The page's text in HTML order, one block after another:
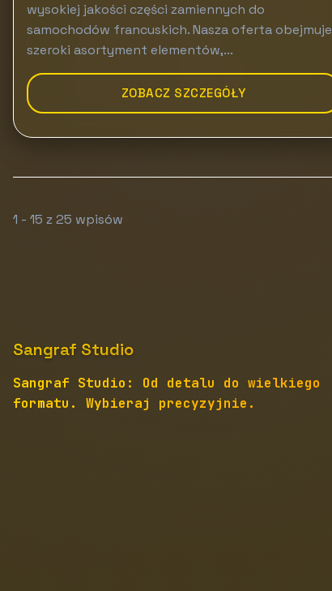
wysokiej jakości części zamiennych do
samochodów francuskich. Nasza oferta obejmuje
szeroki asortyment elementów,...
ZOBACZ SZCZEGÓŁY
1 - 15 z 25 wpisów
Sangraf Studio
Sangraf Studio: Od detalu do wielkiego
formatu. Wybieraj precyzyjnie.